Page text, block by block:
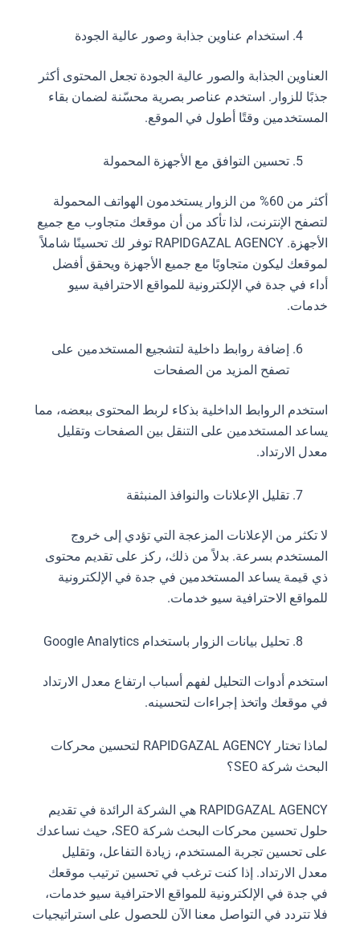
استخدام عناوين جذابة وصور عالية الجودة
العناوين الجذابة والصور عالية الجودة تجعل المحتوى أكثر
جذبًا للزوار. استخدم عناصر بصرية محسّنة لضمان بقاء
المستخدمين وقتًا أطول في الموقع.
تحسين التوافق مع الأجهزة المحمولة
أكثر من 60% من الزوار يستخدمون الهواتف المحمولة
لتصفح الإنترنت، لذا تأكد من أن موقعك متجاوب مع جميع
الأجهزة. RAPIDGAZAL AGENCY توفر لك تحسينًا شاملاً
لموقعك ليكون متجاوبًا مع جميع الأجهزة ويحقق أفضل
أداء في جدة في الإلكترونية للمواقع الاحترافية سيو
خدمات.
إضافة روابط داخلية لتشجيع المستخدمين على
تصفح المزيد من الصفحات
استخدم الروابط الداخلية بذكاء لربط المحتوى ببعضه، مما
يساعد المستخدمين على التنقل بين الصفحات وتقليل
معدل الارتداد.
تقليل الإعلانات والنوافذ المنبثقة
لا تكثر من الإعلانات المزعجة التي تؤدي إلى خروج
المستخدم بسرعة. بدلاً من ذلك، ركز على تقديم محتوى
ذي قيمة يساعد المستخدمين في جدة في الإلكترونية
للمواقع الاحترافية سيو خدمات.
تحليل بيانات الزوار باستخدام Google Analytics
استخدم أدوات التحليل لفهم أسباب ارتفاع معدل الارتداد
في موقعك واتخذ إجراءات لتحسينه.
لماذا تختار RAPIDGAZAL AGENCY لتحسين محركات
البحث شركة SEO؟
RAPIDGAZAL AGENCY هي الشركة الرائدة في تقديم
حلول تحسين محركات البحث شركة SEO، حيث نساعدك
على تحسين تجربة المستخدم، زيادة التفاعل، وتقليل
معدل الارتداد. إذا كنت ترغب في تحسين ترتيب موقعك
في جدة في الإلكترونية للمواقع الاحترافية سيو خدمات،
فلا تتردد في التواصل معنا الآن للحصول على استراتيجيات